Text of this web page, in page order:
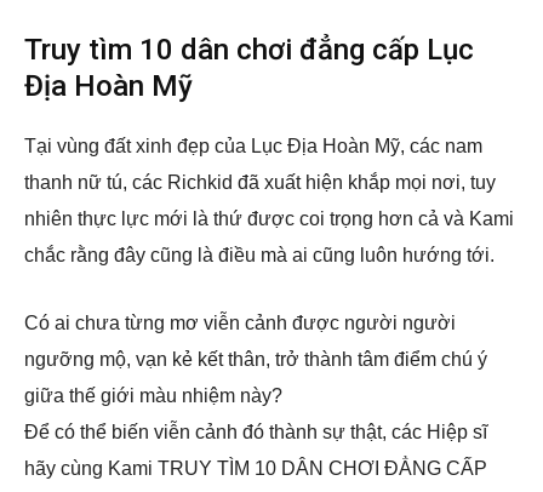
Truy tìm 10 dân chơi đẳng cấp Lục
Địa Hoàn Mỹ
Tại vùng đất xinh đẹp của Lục Địa Hoàn Mỹ, các nam
thanh nữ tú, các Richkid đã xuất hiện khắp mọi nơi, tuy
nhiên thực lực mới là thứ được coi trọng hơn cả và Kami
chắc rằng đây cũng là điều mà ai cũng luôn hướng tới.
Có ai chưa từng mơ viễn cảnh được người người
ngưỡng mộ, vạn kẻ kết thân, trở thành tâm điểm chú ý
giữa thế giới màu nhiệm này?
Để có thể biến viễn cảnh đó thành sự thật, các Hiệp sĩ
hãy cùng Kami TRUY TÌM 10 DÂN CHƠI ĐẲNG CẤP